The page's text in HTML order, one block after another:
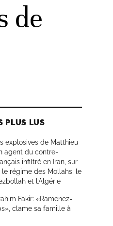
de
PLUS LUS
explosives de Matthieu
agent du contre-
infiltré en Iran, sur
le régime des Mollahs, le
et l’Algérie
Fakir: «Ramenez-
clame sa famille à